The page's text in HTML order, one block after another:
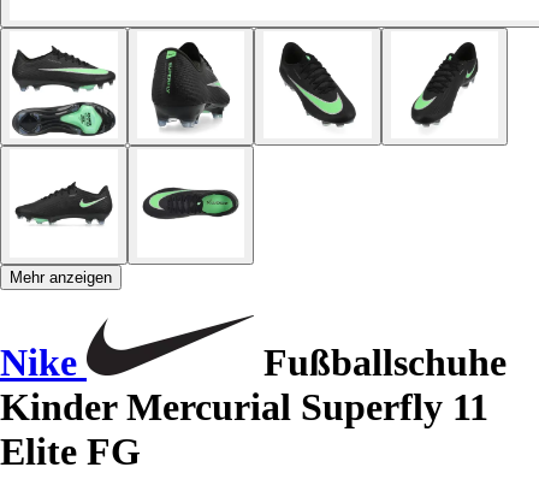
Mehr anzeigen
Nike
Fußballschuhe
Kinder Mercurial Superfly 11
Elite FG